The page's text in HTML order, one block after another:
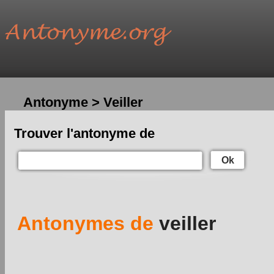
Antonyme > Veiller
Trouver l'antonyme de
Ok
Antonymes de veiller